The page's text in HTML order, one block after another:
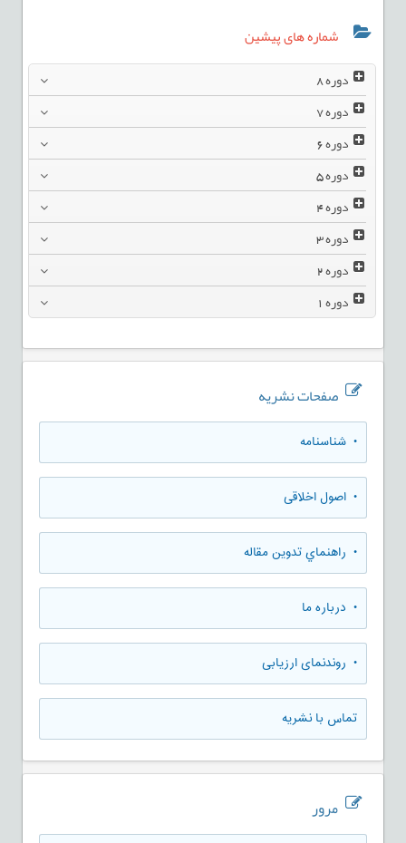
شماره های پیشین
دوره8
دوره7
دوره6
دوره5
دوره4
دوره3
دوره2
دوره1
صفحات نشریه
• شناسنامه
• اصول اخلاقی
• راهنماي تدوين مقاله
• درباره ما
• روندنمای ارزيابی
تماس با نشریه
مرور